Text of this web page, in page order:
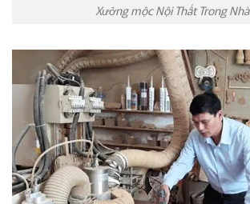
Xưởng mộc Nội Thất Trong Nhà